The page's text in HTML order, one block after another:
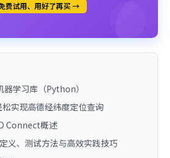
费试用、用好了再买 →
学习库（Python）
实现高德经纬度定位查询
Connect概述
义、测试方法与高效实践技巧